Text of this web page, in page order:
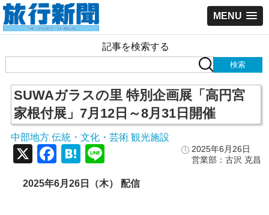
MENU
記事を検索する
SUWAガラスの里 特別企画展「高円宮
家根付展」7月12日～8月31日開催
中部地方 伝統・文化・芸術 観光施設
2025年6月26日
営業部：古沢 克昌
X Facebook
Hatena
2025年6月26日（木） 配信